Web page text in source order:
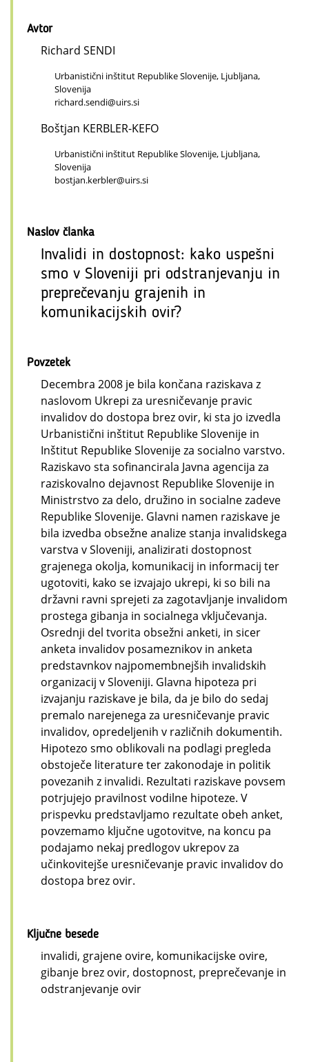
Avtor
Richard SENDI
Urbanistični inštitut Republike Slovenije, Ljubljana,
Slovenija
richard.sendi@uirs.si
Boštjan KERBLER-KEFO
Urbanistični inštitut Republike Slovenije, Ljubljana,
Slovenija
bostjan.kerbler@uirs.si
Naslov članka
Invalidi in dostopnost: kako uspešni
smo v Sloveniji pri odstranjevanju in
preprečevanju grajenih in
komunikacijskih ovir?
Povzetek
Decembra 2008 je bila končana raziskava z
naslovom Ukrepi za uresničevanje pravic
invalidov do dostopa brez ovir, ki sta jo izvedla
Urbanistični inštitut Republike Slovenije in
Inštitut Republike Slovenije za socialno varstvo.
Raziskavo sta sofinancirala Javna agencija za
raziskovalno dejavnost Republike Slovenije in
Ministrstvo za delo, družino in socialne zadeve
Republike Slovenije. Glavni namen raziskave je
bila izvedba obsežne analize stanja invalidskega
varstva v Sloveniji, analizirati dostopnost
grajenega okolja, komunikacij in informacij ter
ugotoviti, kako se izvajajo ukrepi, ki so bili na
državni ravni sprejeti za zagotavljanje invalidom
prostega gibanja in socialnega vključevanja.
Osrednji del tvorita obsežni anketi, in sicer
anketa invalidov posameznikov in anketa
predstavnkov najpomembnejših invalidskih
organizacij v Sloveniji. Glavna hipoteza pri
izvajanju raziskave je bila, da je bilo do sedaj
premalo narejenega za uresničevanje pravic
invalidov, opredeljenih v različnih dokumentih.
Hipotezo smo oblikovali na podlagi pregleda
obstoječe literature ter zakonodaje in politik
povezanih z invalidi. Rezultati raziskave povsem
potrjujejo pravilnost vodilne hipoteze. V
prispevku predstavljamo rezultate obeh anket,
povzemamo ključne ugotovitve, na koncu pa
podajamo nekaj predlogov ukrepov za
učinkovitejše uresničevanje pravic invalidov do
dostopa brez ovir.
Ključne besede
invalidi, grajene ovire, komunikacijske ovire,
gibanje brez ovir, dostopnost, preprečevanje in
odstranjevanje ovir